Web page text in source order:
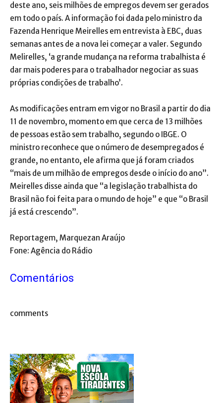
deste ano, seis milhões de empregos devem ser gerados
em todo o país. A informação foi dada pelo ministro da
Fazenda Henrique Meirelles em entrevista à EBC, duas
semanas antes de a nova lei começar a valer. Segundo
Melirelles, ‘a grande mudança na reforma trabalhista é
dar mais poderes para o trabalhador negociar as suas
próprias condições de trabalho’.
As modificações entram em vigor no Brasil a partir do dia
11 de novembro, momento em que cerca de 13 milhões
de pessoas estão sem trabalho, segundo o IBGE. O
ministro reconhece que o número de desempregados é
grande, no entanto, ele afirma que já foram criados
“mais de um milhão de empregos desde o início do ano”.
Meirelles disse ainda que “a legislação trabalhista do
Brasil não foi feita para o mundo de hoje” e que “o Brasil
já está crescendo”.
Reportagem, Marquezan Araújo
Fone: Agência do Rádio
Comentários
comments